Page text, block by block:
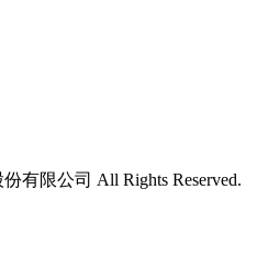
有限公司 All Rights Reserved.